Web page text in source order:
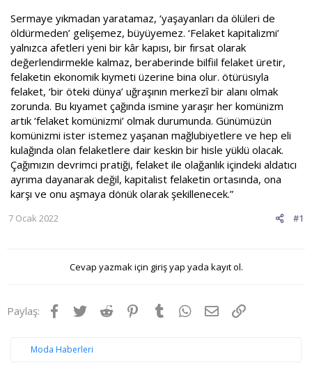
Sermaye yıkmadan yaratamaz, ‘yaşayanları da ölüleri de
öldürmeden’ gelişemez, büyüyemez. ‘Felaket kapitalizmi’
yalnızca afetleri yeni bir kâr kapısı, bir fırsat olarak
değerlendirmekle kalmaz, beraberinde bilfiil felaket üretir,
felaketin ekonomik kıymeti üzerine bina olur. ötürüsıyla
felaket, ‘bir öteki dünya’ uğraşının merkezî bir alanı olmak
zorunda. Bu kıyamet çağında ismine yaraşır her komünizm
artık ‘felaket komünizmi’ olmak durumunda. Günümüzün
komünizmi ister istemez yaşanan mağlubiyetlere ve hep eli
kulağında olan felaketlere dair keskin bir hisle yüklü olacak.
Çağımızın devrimci pratiği, felaket ile olağanlık içindeki aldatıcı
ayrıma dayanarak değil, kapitalist felaketin ortasında, ona
karşı ve onu aşmaya dönük olarak şekillenecek.”
#1
7 Ocak 2022
Cevap yazmak için giriş yap yada kayıt ol.
Paylaş: Facebook
TwitterReddit Pinterest
Tumblr WhatsApp
E-postaLink
Moda Haberleri